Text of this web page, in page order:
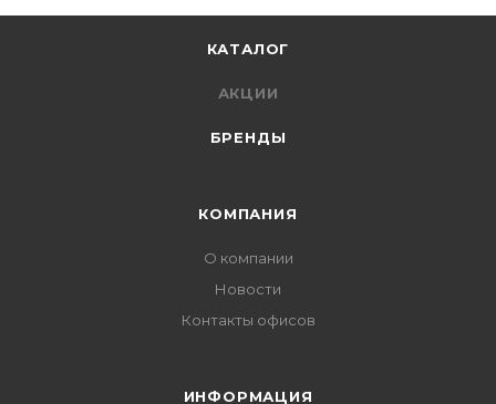
КАТАЛОГ
АКЦИИ
БРЕНДЫ
КОМПАНИЯ
О компании
Новости
Контакты офисов
ИНФОРМАЦИЯ